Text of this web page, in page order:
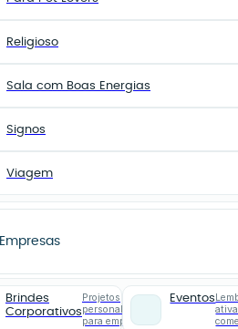
Religioso
Sala com Boas Energias
Signos
Viagem
Empresas
Brindes
Corporativos
Projetos
personalizados
para empresas
Eventos